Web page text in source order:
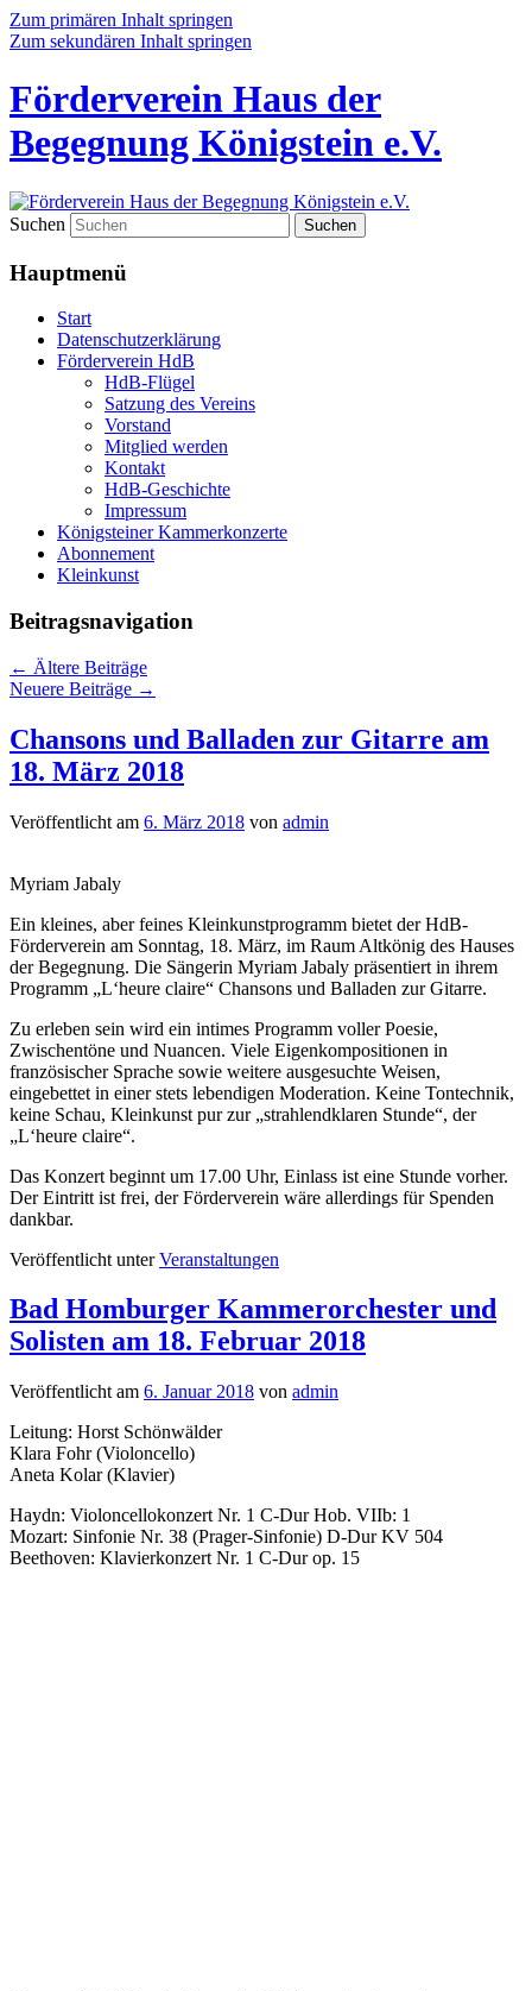
Zum primären Inhalt springen
Zum sekundären Inhalt springen
Förderverein Haus der
Begegnung Königstein e.V.
Suchen
Hauptmenü
Start
Datenschutzerklärung
Förderverein HdB
HdB-Flügel
Satzung des Vereins
Vorstand
Mitglied werden
Kontakt
HdB-Geschichte
Impressum
Königsteiner Kammerkonzerte
Abonnement
Kleinkunst
Beitragsnavigation
← Ältere Beiträge
Neuere Beiträge →
Chansons und Balladen zur Gitarre am
18. März 2018
Veröffentlicht am 6. März 2018 von admin
Myriam Jabaly
Ein kleines, aber feines Kleinkunstprogramm bietet der HdB-
Förderverein am Sonntag, 18. März, im Raum Altkönig des Hauses
der Begegnung. Die Sängerin Myriam Jabaly präsentiert in ihrem
Programm „L‘heure claire“ Chansons und Balladen zur Gitarre.
Zu erleben sein wird ein intimes Programm voller Poesie,
Zwischentöne und Nuancen. Viele Eigenkompositionen in
französischer Sprache sowie weitere ausgesuchte Weisen,
eingebettet in einer stets lebendigen Moderation. Keine Tontechnik,
keine Schau, Kleinkunst pur zur „strahlendklaren Stunde“, der
„L‘heure claire“.
Das Konzert beginnt um 17.00 Uhr, Einlass ist eine Stunde vorher.
Der Eintritt ist frei, der Förderverein wäre allerdings für Spenden
dankbar.
Veröffentlicht unter Veranstaltungen
Bad Homburger Kammerorchester und
Solisten am 18. Februar 2018
Veröffentlicht am 6. Januar 2018 von admin
Leitung: Horst Schönwälder
Klara Fohr (Violoncello)
Aneta Kolar (Klavier)
Haydn: Violoncellokonzert Nr. 1 C-Dur Hob. VIIb: 1
Mozart: Sinfonie Nr. 38 (Prager-Sinfonie) D-Dur KV 504
Beethoven: Klavierkonzert Nr. 1 C-Dur op. 15